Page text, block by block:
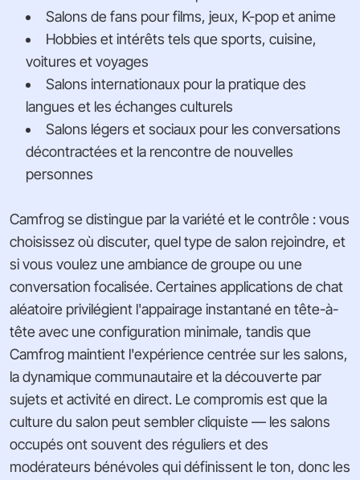
Salons de fans pour films, jeux, K-pop et anime
Hobbies et intérêts tels que sports, cuisine,
voitures et voyages
Salons internationaux pour la pratique des
langues et les échanges culturels
Salons légers et sociaux pour les conversations
décontractées et la rencontre de nouvelles
personnes
Camfrog se distingue par la variété et le contrôle : vous
choisissez où discuter, quel type de salon rejoindre, et
si vous voulez une ambiance de groupe ou une
conversation focalisée. Certaines applications de chat
aléatoire privilégient l'appairage instantané en tête-à-
tête avec une configuration minimale, tandis que
Camfrog maintient l'expérience centrée sur les salons,
la dynamique communautaire et la découverte par
sujets et activité en direct. Le compromis est que la
culture du salon peut sembler cliquiste — les salons
occupés ont souvent des réguliers et des
modérateurs bénévoles qui définissent le ton, donc les